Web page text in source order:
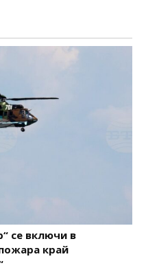
се включи в
край